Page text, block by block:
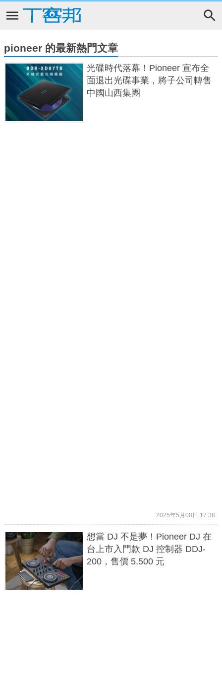
pioneer 的最新熱門文章
光碟時代落幕！Pioneer 宣布全
面退出光碟事業，將子公司轉售
中國山西集團
2025年5月08日 17:38
想當 DJ 不是夢！Pioneer DJ 在
台上市入門款 DJ 控制器 DDJ-
200，售價 5,500 元